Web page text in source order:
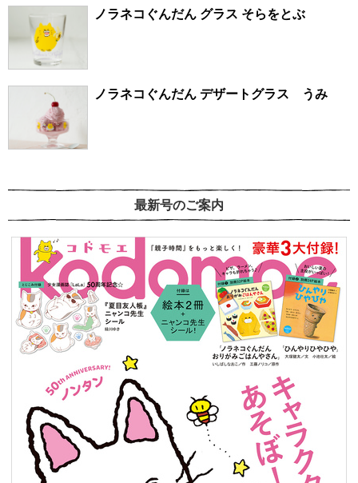
ノラネコぐんだん グラス そらをとぶ
ノラネコぐんだん デザートグラス うみ
最新号のご案内